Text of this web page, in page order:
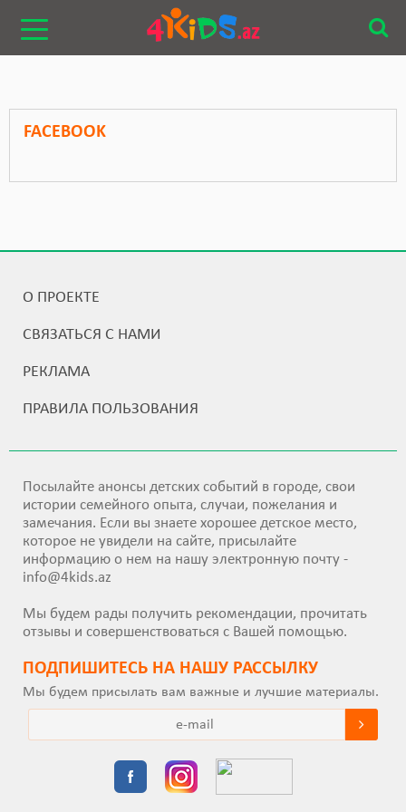
FACEBOOK
О ПРОЕКТЕ
СВЯЗАТЬСЯ С НАМИ
РЕКЛАМА
ПРАВИЛА ПОЛЬЗОВАНИЯ
Посылайте анонсы детских событий в городе, свои
истории семейного опыта, случаи, пожелания и
замечания. Если вы знаете хорошее детское место,
которое не увидели на сайте, присылайте
информацию о нем на нашу электронную почту -
info@4kids.az
Мы будем рады получить рекомендации, прочитать
отзывы и совершенствоваться с Вашей помощью.
ПОДПИШИТEСЬ НА НАШУ РАССЫЛКУ
Мы будем присылать вам важные и лучшие материалы.